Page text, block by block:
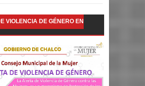
VIOLENCIA DE GÉNERO EN